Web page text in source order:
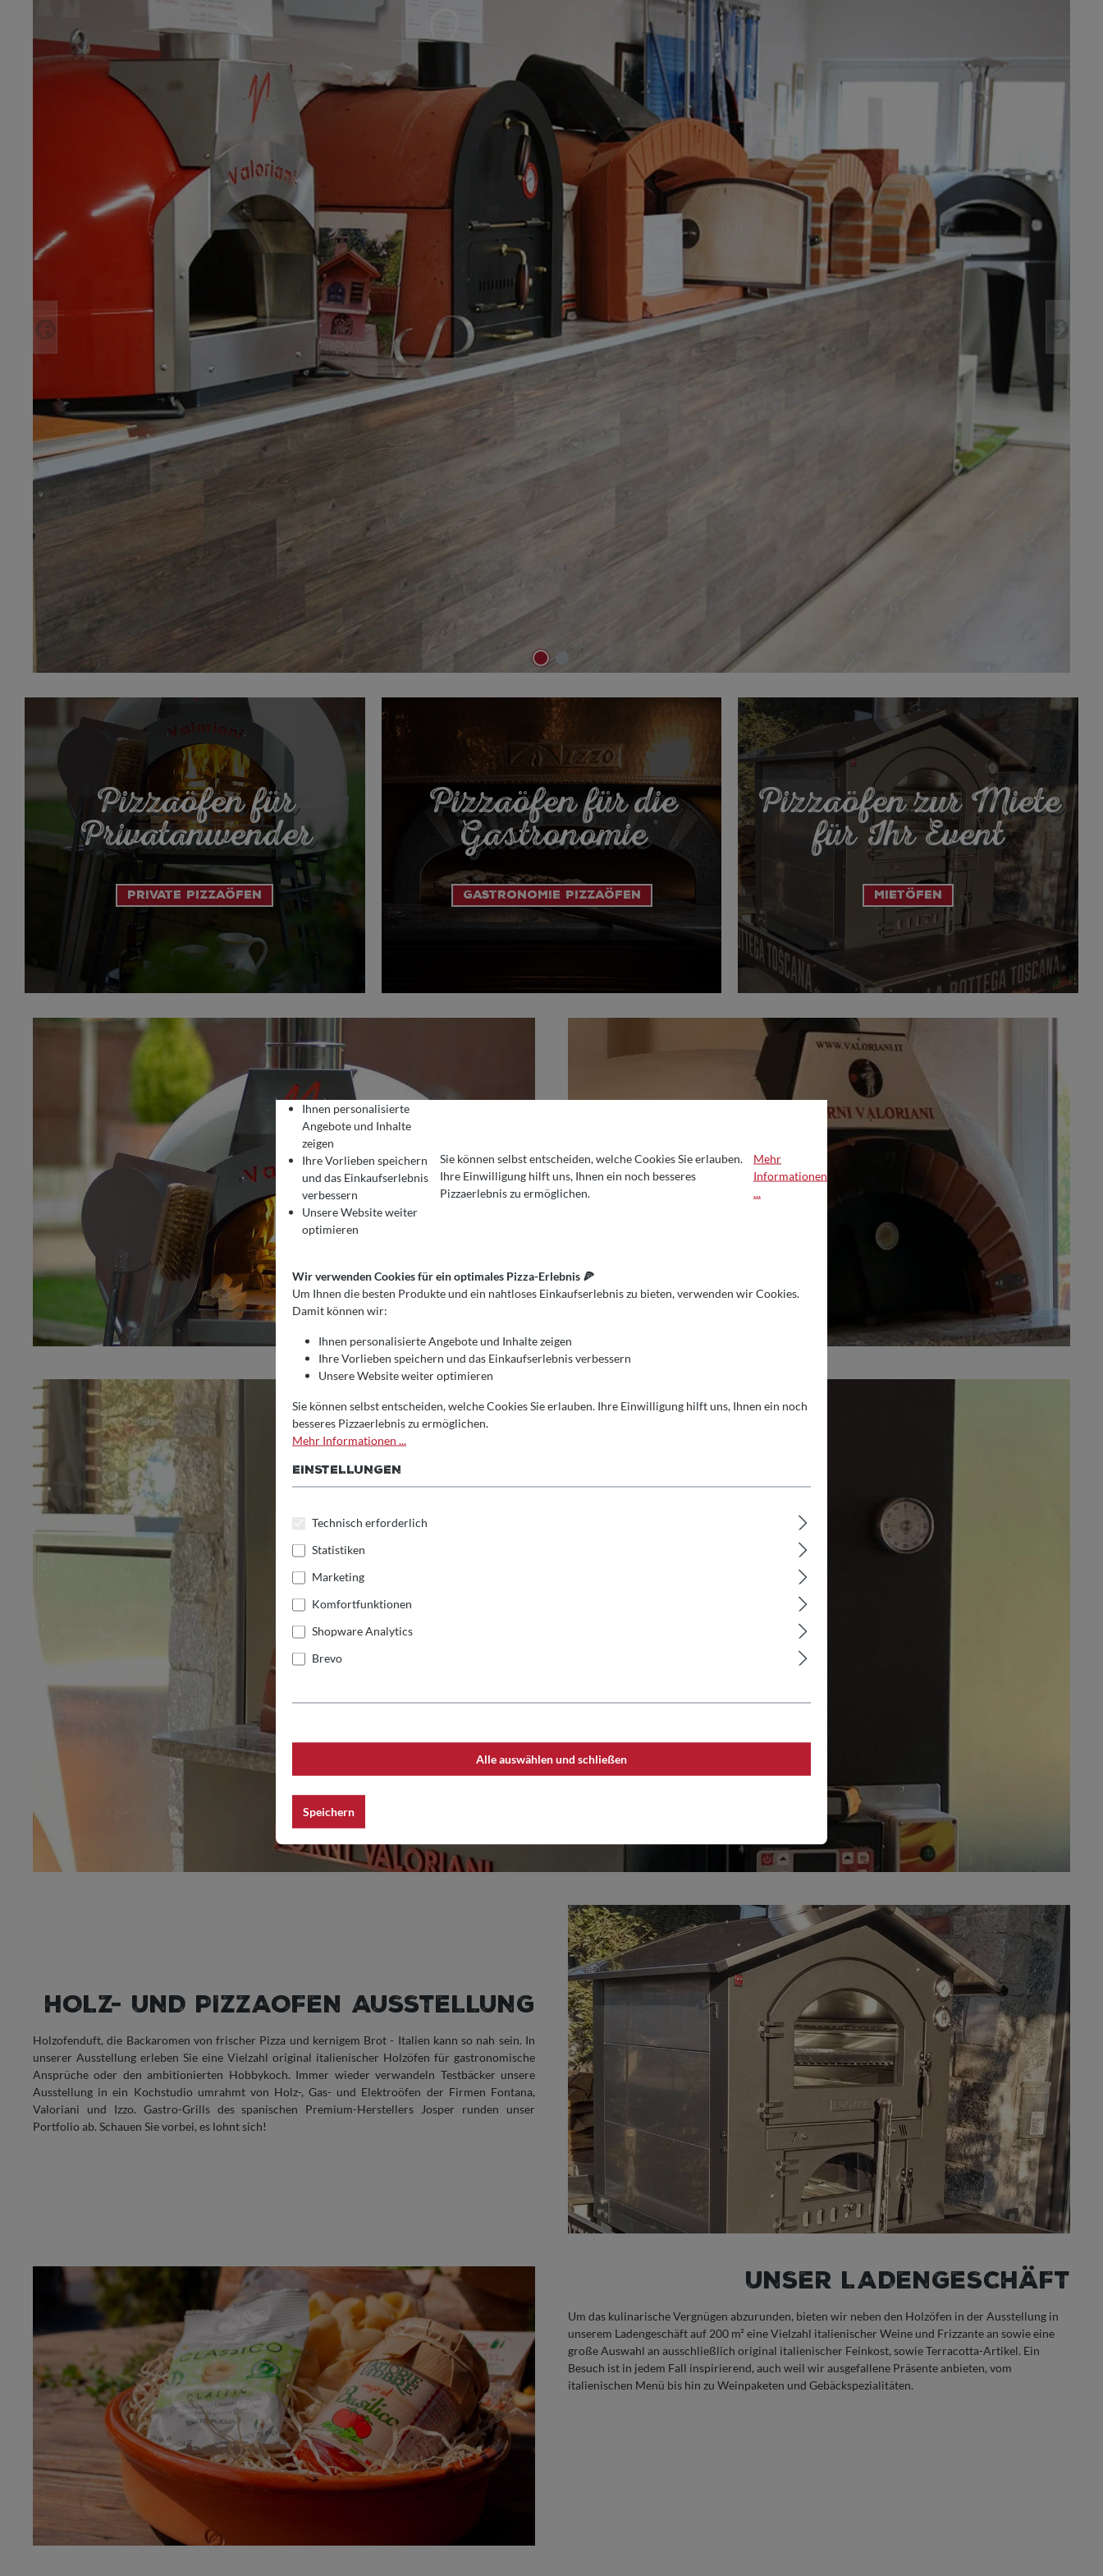
Pizzaöfen für
Privatanwender
Private Pizzaöfen
Pizzaöfen für die
Gastronomie
Gastronomie Pizzaöfen
Pizzaöfen zur Miete
für Ihr Event
Mietöfen
HOLZ- UND PIZZAOFEN AUSSTELLUNG
Holzofenduft, die Backaromen von frischer Pizza und kernigem Brot - Italien kann so nah sein. In
unserer Ausstellung erleben Sie eine Vielzahl original italienischer Holzöfen für gastronomische
Ansprüche oder den ambitionierten Hobbykoch. Immer wieder verwandeln Testbäcker unsere
Ausstellung in ein Kochstudio umrahmt von Holz-, Gas- und Elektroöfen der Firmen Fontana,
Valoriani und Izzo. Gastro-Grills des spanischen Premium-Herstellers Josper runden unser
Portfolio ab. Schauen Sie vorbei, es lohnt sich!
UNSER LADENGESCHÄFT
Um das kulinarische Vergnügen abzurunden, bieten wir neben den Holzöfen in der Ausstellung in
unserem Ladengeschäft auf 200 m² eine Vielzahl italienischer Weine und Frizzante an sowie eine
große Auswahl an ausschließlich original italienischer Feinkost, sowie Terracotta-Artikel. Ein
Besuch ist in jedem Fall inspirierend, auch weil wir ausgefallene Präsente anbieten, vom
italienischen Menü bis hin zu Weinpaketen und Gebäckspezialitäten.
COOKIE-VOREINSTELLUNGEN
Wir verwenden Cookies für ein optimales Pizza-Erlebnis 🍕
Um Ihnen die besten Produkte und ein nahtloses Einkaufserlebnis zu bieten, verwenden wir Cookies. Damit können wir:
Ihnen personalisierte
Angebote und Inhalte
zeigen
Ihre Vorlieben speichern
und das Einkaufserlebnis
verbessern
Unsere Website weiter
optimieren
Sie können selbst entscheiden, welche Cookies Sie erlauben.
Ihre Einwilligung hilft uns, Ihnen ein noch besseres
Pizzaerlebnis zu ermöglichen.
Mehr
Informationen
Wir verwenden Cookies für ein optimales Pizza-Erlebnis 🍕
Um Ihnen die besten Produkte und ein nahtloses Einkaufserlebnis zu bieten, verwenden wir Cookies.
Damit können wir:
Ihnen personalisierte Angebote und Inhalte zeigen
Ihre Vorlieben speichern und das Einkaufserlebnis verbessern
Unsere Website weiter optimieren
Sie können selbst entscheiden, welche Cookies Sie erlauben. Ihre Einwilligung hilft uns, Ihnen ein noch
besseres Pizzaerlebnis zu ermöglichen.
Mehr Informationen ...
EINSTELLUNGEN
Technisch erforderlich
Statistiken
Marketing
Komfortfunktionen
Shopware Analytics
Brevo
Alle auswählen und schließen
Speichern